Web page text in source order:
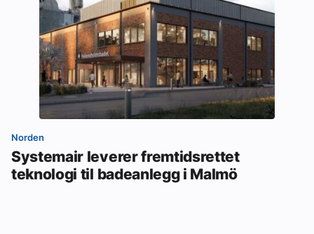
Norden
Systemair leverer fremtidsrettet
teknologi til badeanlegg i Malmö